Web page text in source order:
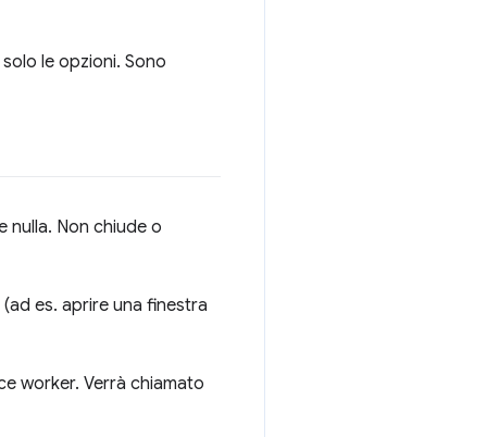
le opzioni. Sono
Non chiude o
es. aprire una finestra
worker. Verrà chiamato